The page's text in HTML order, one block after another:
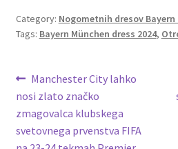
o
o
er l
es
t
di
t
Category: Nogometnih dresov Bayern
Tags: Bayern München dress 2024,
Navigacija
prispevka
Previous
post:
Manchester City lahko
nosi zlato značko
zmagovalca klubskega
svetovnega prvenstva FIFA